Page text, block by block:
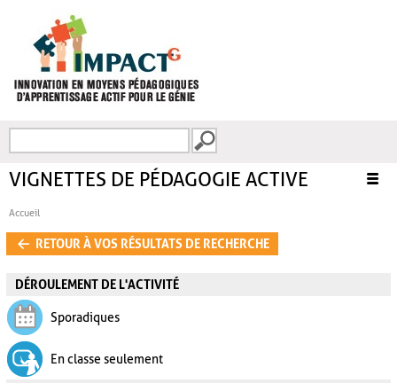
FORMULAIRE DE
VIGNETTES DE PÉDAGOGIE ACTIVE
Accueil
RETOUR À VOS RÉSULTATS DE RECHERCHE
DÉROULEMENT DE L'ACTIVITÉ
Sporadiques
En classe seulement